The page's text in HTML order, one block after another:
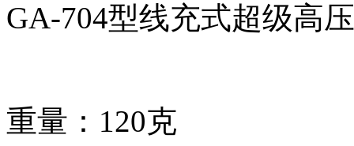
GA-704型线充式超级高
重量：120克